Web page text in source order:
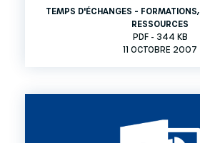
TEMPS D'ÉCHANGES - FORMATIONS,
RESSOURCES
PDF - 344 KB
11 OCTOBRE 2007